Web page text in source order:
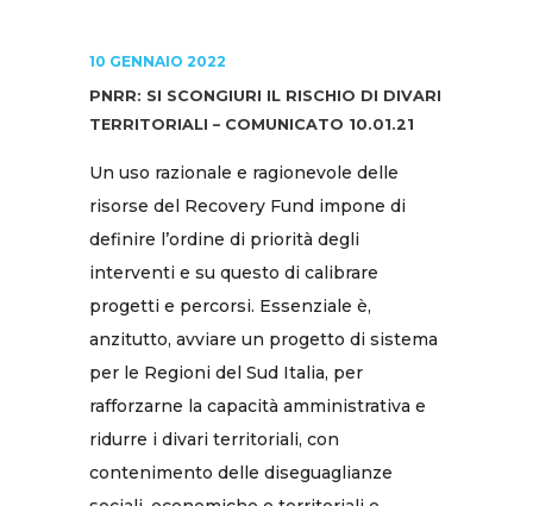
10 GENNAIO 2022
PNRR: SI SCONGIURI IL RISCHIO DI DIVARI
TERRITORIALI – COMUNICATO 10.01.21
Un uso razionale e ragionevole delle
risorse del Recovery Fund impone di
definire l’ordine di priorità degli
interventi e su questo di calibrare
progetti e percorsi. Essenziale è,
anzitutto, avviare un progetto di sistema
per le Regioni del Sud Italia, per
rafforzarne la capacità amministrativa e
ridurre i divari territoriali, con
contenimento delle diseguaglianze